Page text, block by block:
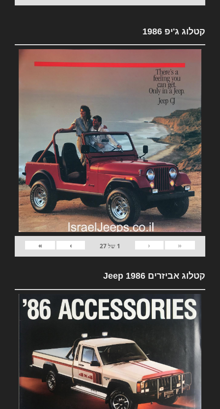
קטלוג ג'יפ 1986
«
‹
1 של27
›
»
קטלוג אביזרים Jeep 1986